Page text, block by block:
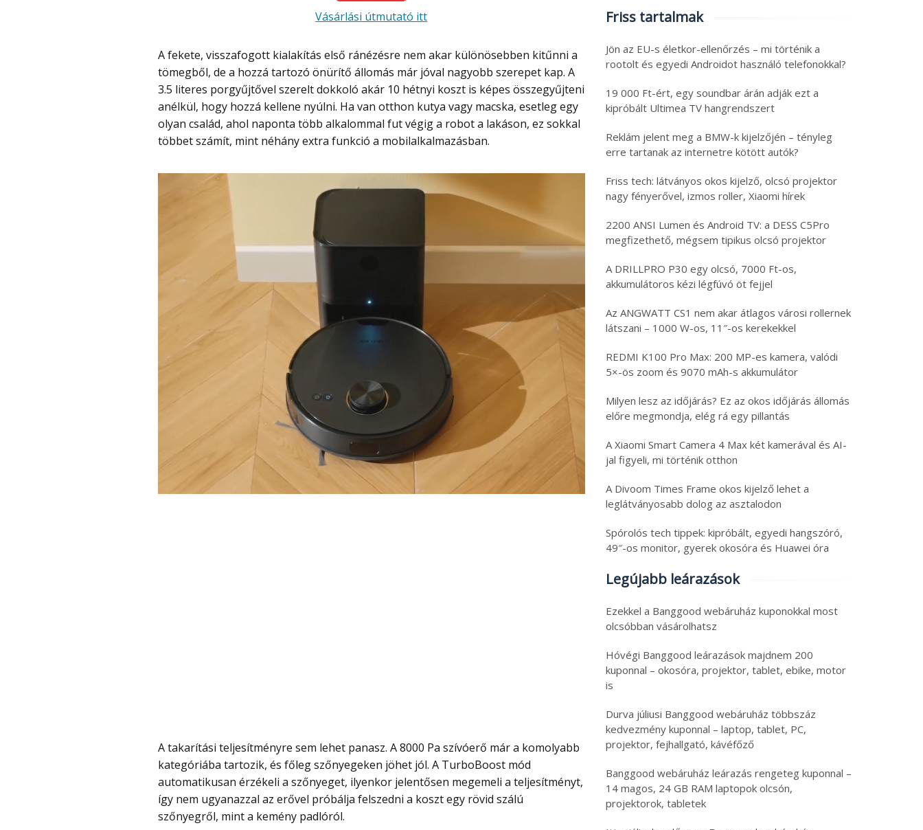
Vásárlási útmutató itt
A fekete, visszafogott kialakítás első ránézésre nem akar különösebben kitűnni a
tömegből, de a hozzá tartozó önürítő állomás már jóval nagyobb szerepet kap. A
3.5 literes porgyűjtővel szerelt dokkoló akár 10 hétnyi koszt is képes összegyűjteni
anélkül, hogy hozzá kellene nyúlni. Ha van otthon kutya vagy macska, esetleg egy
olyan család, ahol naponta több alkalommal fut végig a robot a lakáson, ez sokkal
többet számít, mint néhány extra funkció a mobilalkalmazásban.
A takarítási teljesítményre sem lehet panasz. A 8000 Pa szívóerő már a komolyabb
kategóriába tartozik, és főleg szőnyegeken jöhet jól. A TurboBoost mód
automatikusan érzékeli a szőnyeget, ilyenkor jelentősen megemeli a teljesítményt,
így nem ugyanazzal az erővel próbálja felszedni a koszt egy rövid szálú
szőnyegről, mint a kemény padlóról.
Friss tartalmak
Jön az EU-s életkor-ellenőrzés – mi történik a
rootolt és egyedi Androidot használó telefonokkal?
19 000 Ft-ért, egy soundbar árán adják ezt a
kipróbált Ultimea TV hangrendszert
Reklám jelent meg a BMW-k kijelzőjén – tényleg
erre tartanak az internetre kötött autók?
Friss tech: látványos okos kijelző, olcsó projektor
nagy fényerővel, izmos roller, Xiaomi hírek
2200 ANSI Lumen és Android TV: a DESS C5Pro
megfizethető, mégsem tipikus olcsó projektor
A DRILLPRO P30 egy olcsó, 7000 Ft-os,
akkumulátoros kézi légfúvó öt fejjel
Az ANGWATT CS1 nem akar átlagos városi rollernek
látszani – 1000 W-os, 11″-os kerekekkel
REDMI K100 Pro Max: 200 MP-es kamera, valódi
5×-ös zoom és 9070 mAh-s akkumulátor
Milyen lesz az időjárás? Ez az okos időjárás állomás
előre megmondja, elég rá egy pillantás
A Xiaomi Smart Camera 4 Max két kamerával és AI-
jal figyeli, mi történik otthon
A Divoom Times Frame okos kijelző lehet a
leglátványosabb dolog az asztalodon
Spórolós tech tippek: kipróbált, egyedi hangszóró,
49″-os monitor, gyerek okosóra és Huawei óra
Legújabb leárazások
Ezekkel a Banggood webáruház kuponokkal most
olcsóbban vásárolhatsz
Hóvégi Banggood leárazások majdnem 200
kuponnal – okosóra, projektor, tablet, ebike, motor
is
Durva júliusi Banggood webáruház többszáz
kedvezmény kuponnal – laptop, tablet, PC,
projektor, fejhallgató, kávéfőző
Banggood webáruház leárazás rengeteg kuponnal –
14 magos, 24 GB RAM laptopok olcsón,
projektorok, tabletek